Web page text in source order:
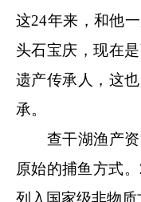
这24年来，和他
头石宝庆，现在
遗产传承人，这
承。
查干湖渔产资
原始的捕鱼方式
列入国家级非物质